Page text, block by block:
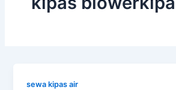
sewa kipas air